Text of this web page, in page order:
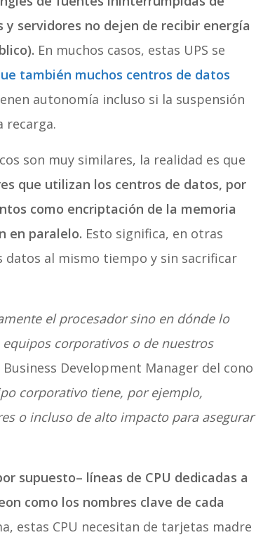
servidores no dejen de recibir energía
En muchos casos, estas UPS se
también muchos centros de datos
autonomía incluso si la suspensión
recarga.
son muy similares, la realidad es que
que utilizan los centros de datos, por
como encriptación de la memoria
en paralelo. Esto significa, en otras
datos al mismo tiempo y sin sacrificar
el procesador sino en dónde lo
corporativos o de nuestros
Business Development Manager del cono
corporativo tiene, por ejemplo,
o incluso de alto impacto para asegurar
supuesto– líneas de CPU dedicadas a
como los nombres clave de cada
estas CPU necesitan de tarjetas madre